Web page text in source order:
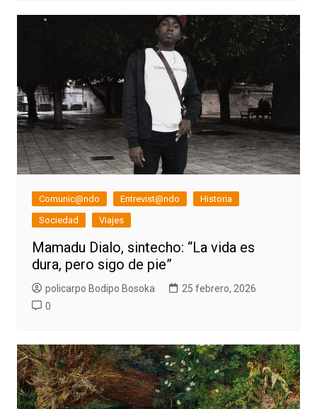
Comunic@ndo Entrevist@ndo
Historia
Sociedad
Viajes
Mamadu Dialo, sintecho: “La vida es
dura, pero sigo de pie”
policarpo Bodipo Bosoka
25 febrero, 2026
0